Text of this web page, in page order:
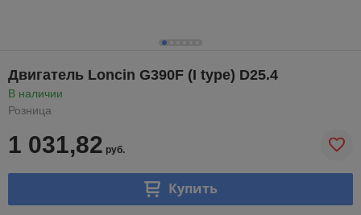
Двигатель Loncin G390F (I type) D25.4
В наличии
Розница
1 031,82 руб.
Купить